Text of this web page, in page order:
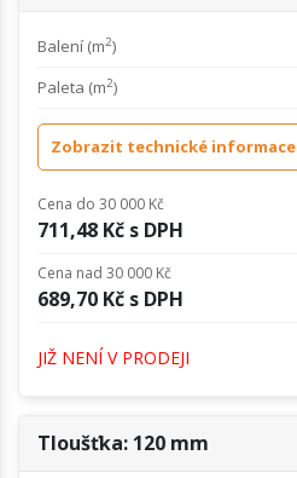
Balení (m2)
Paleta (m2)
Zobrazit technické informace
Cena do 30 000 Kč
711,48 Kč s DPH
Cena nad 30 000 Kč
689,70 Kč s DPH
JIŽ NENÍ V PRODEJI
Tloušťka: 120 mm